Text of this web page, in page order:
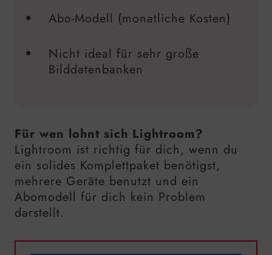
Abo-Modell (monatliche Kosten)
Nicht ideal für sehr große
Bilddatenbanken
Für wen lohnt sich Lightroom?
Lightroom ist richtig für dich, wenn du
ein solides Komplettpaket benötigst,
mehrere Geräte benutzt und ein
Abomodell für dich kein Problem
darstellt.